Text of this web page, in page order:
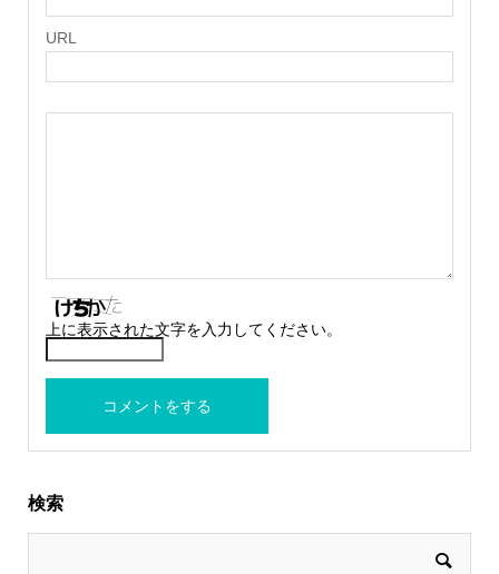
URL
上に表示された文字を入力してください。
検索